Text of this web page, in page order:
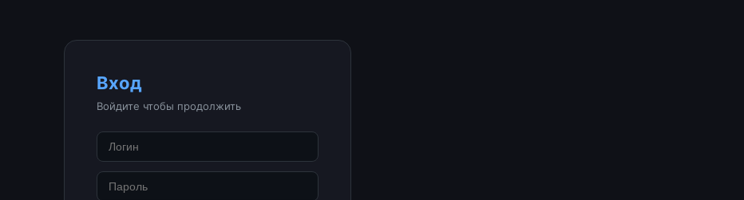
Вход
Войдите чтобы продолжить